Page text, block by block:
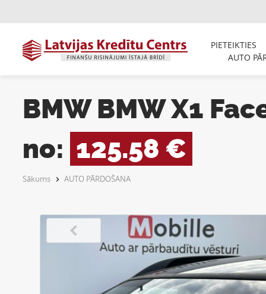
PIETEIKTIES
AUTO
BMW BMW X1
no: 125.58 €
Sākums AUTO PĀRDOŠANA